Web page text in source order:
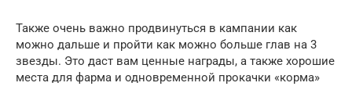
Также очень важно продвинуться в кампании как
можно дальше и пройти как можно больше глав на 3
звезды. Это даст вам ценные награды, а также хорошие
места для фарма и одновременной прокачки «корма»